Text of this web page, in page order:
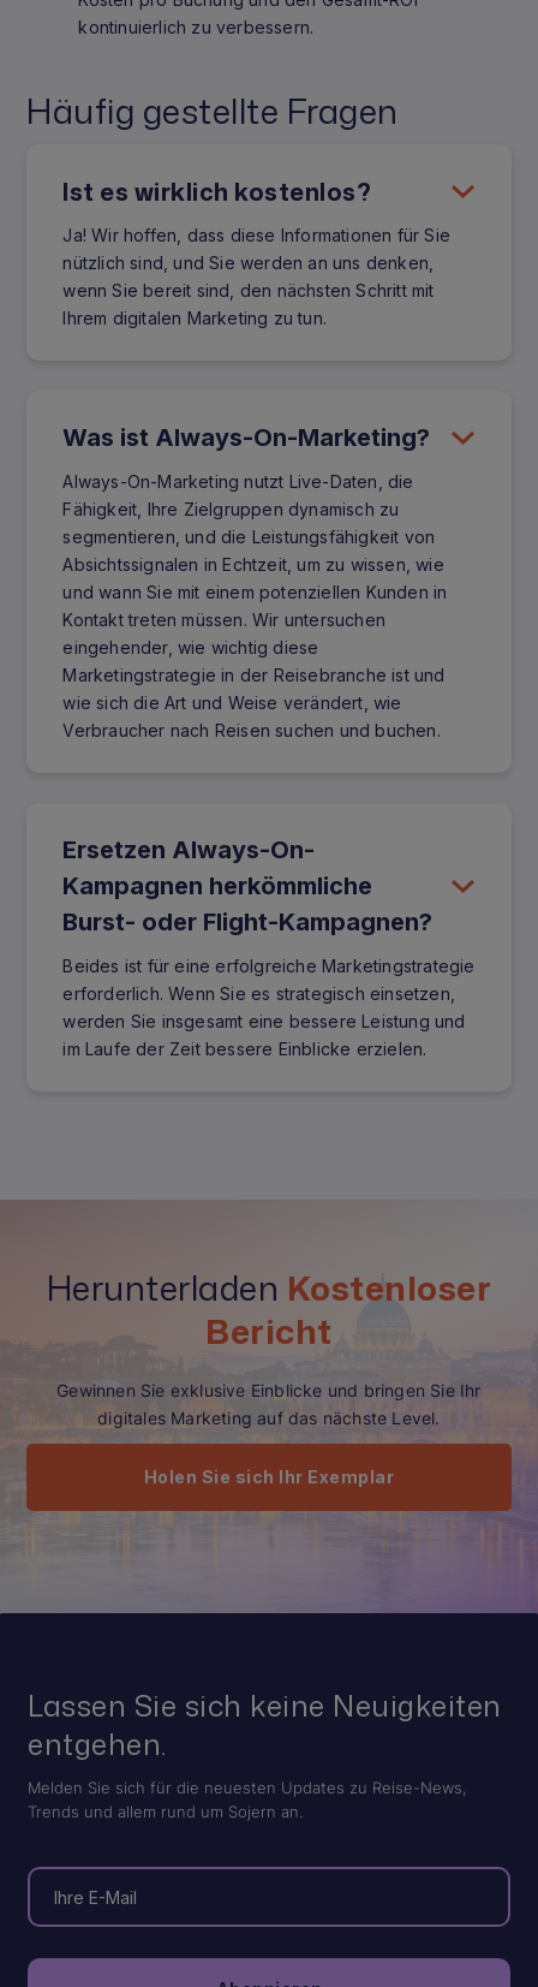
kontinuierlich zu verbessern.
Häufig gestellte Fragen
Ist es wirklich kostenlos?
Ja! Wir hoffen, dass diese Informationen für Sie
nützlich sind, und Sie werden an uns denken,
wenn Sie bereit sind, den nächsten Schritt mit
Ihrem digitalen Marketing zu tun.
Was ist Always-On-Marketing?
Always-On-Marketing nutzt Live-Daten, die
Fähigkeit, Ihre Zielgruppen dynamisch zu
segmentieren, und die Leistungsfähigkeit von
Absichtssignalen in Echtzeit, um zu wissen, wie
und wann Sie mit einem potenziellen Kunden in
Kontakt treten müssen. Wir untersuchen
eingehender, wie wichtig diese
Marketingstrategie in der Reisebranche ist und
wie sich die Art und Weise verändert, wie
Verbraucher nach Reisen suchen und buchen.
Ersetzen Always-On-
Kampagnen herkömmliche
Burst- oder Flight-Kampagnen?
Beides ist für eine erfolgreiche Marketingstrategie
erforderlich. Wenn Sie es strategisch einsetzen,
werden Sie insgesamt eine bessere Leistung und
im Laufe der Zeit bessere Einblicke erzielen.
Herunterladen Kostenloser
Bericht
Gewinnen Sie exklusive Einblicke und bringen Sie Ihr
digitales Marketing auf das nächste Level.
Holen Sie sich Ihr Exemplar
Lassen Sie sich keine Neuigkeiten
entgehen.
Melden Sie sich für die neuesten Updates zu Reise-News,
Trends und allem rund um Sojern an.